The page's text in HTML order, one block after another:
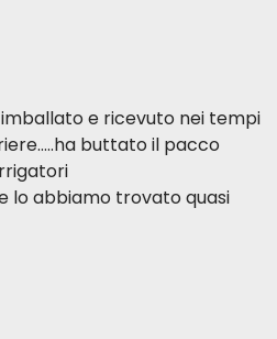
karmę Trovet
Hepatic dla kotów została
kotów z
wątroby lub trzustki. Nie
Trovet Hepatic dla
zdrowym. W przypadku
dostosowaną do ich
e ricevuto nei tempi
buttato il pacco
lo abbiamo trovato quasi